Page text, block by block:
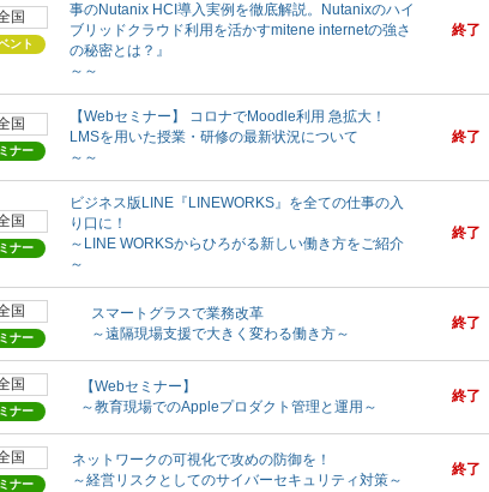
国
ント
事のNutanix HCI導入実例を徹底解説。Nutanixのハイ
ブリッドクラウド利用を活かすmitene internetの強さ
の秘密とは？』
～～
終了
国
ナー
【Webセミナー】 コロナでMoodle利用 急拡大！
LMSを用いた授業・研修の最新状況について
～～
終了
国
ナー
ビジネス版LINE『LINEWORKS』を全ての仕事の入
り口に！
～LINE WORKSからひろがる新しい働き方をご紹介
～
終了
国
ナー
スマートグラスで業務改革
～遠隔現場支援で大きく変わる働き方～
終了
国
ナー
【Webセミナー】
～教育現場でのAppleプロダクト管理と運用～
終了
国
ナー
ネットワークの可視化で攻めの防御を！
～経営リスクとしてのサイバーセキュリティ対策～
終了